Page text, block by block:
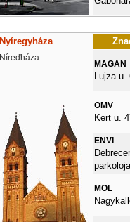
Nyíregyháza
Níreďháza
MAGAN
Lujza u.
OMV
Kert u.
ENVI
MOL